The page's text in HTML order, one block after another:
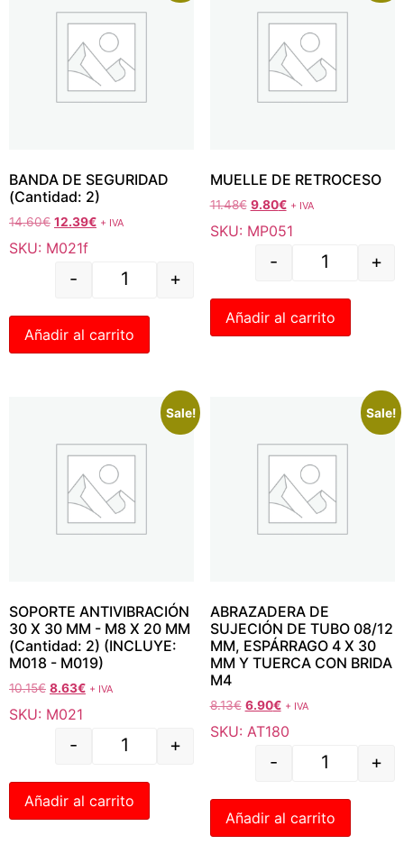
BANDA DE SEGURIDAD
(Cantidad: 2)
14.60€ 12.39€ + IVA
SKU: M021f
- +
Añadir al carrito
MUELLE DE RETROCESO
11.48€ 9.80€ + IVA
SKU: MP051
- +
Añadir al carrito
Sale!
SOPORTE ANTIVIBRACIÓN
30 X 30 MM - M8 X 20 MM
(Cantidad: 2) (INCLUYE:
M018 - M019)
10.15€ 8.63€ + IVA
SKU: M021
- +
Añadir al carrito
Sale!
ABRAZADERA DE
SUJECIÓN DE TUBO 08/12
MM, ESPÁRRAGO 4 X 30
MM Y TUERCA CON BRIDA
M4
8.13€ 6.90€ + IVA
SKU: AT180
- +
Añadir al carrito